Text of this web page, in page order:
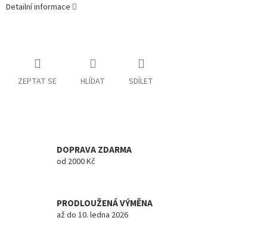
Detailní informace
ZEPTAT SE HLÍDAT SDÍLET
DOPRAVA ZDARMA
od 2000 Kč
PRODLOUŽENÁ VÝMĚNA
až do 10. ledna 2026